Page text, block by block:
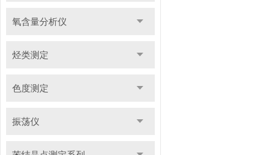
氧含量分析仪
烃类测定
色度测定
振荡仪